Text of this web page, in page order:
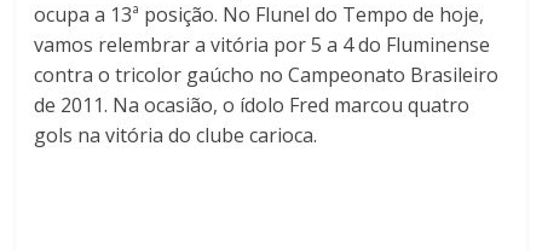
ocupa a 13ª posição. No Flunel do Tempo de hoje,
vamos relembrar a vitória por 5 a 4 do Fluminense
contra o tricolor gaúcho no Campeonato Brasileiro
de 2011. Na ocasião, o ídolo Fred marcou quatro
gols na vitória do clube carioca.